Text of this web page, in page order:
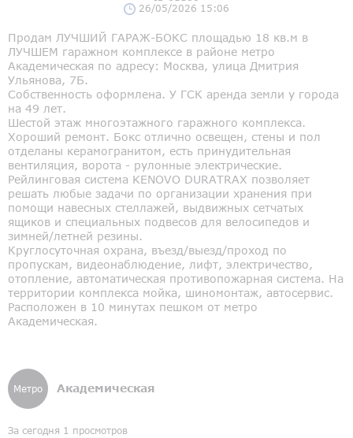
26/05/2026 15:06
Продам ЛУЧШИЙ ГАРАЖ-БОКС площадью 18 кв.м в
ЛУЧШЕМ гаражном комплексе в районе метро
Академическая по адресу: Москва, улица Дмитрия
Ульянова, 7Б.
Собственность оформлена. У ГСК аренда земли у города
на 49 лет.
Шестой этаж многоэтажного гаражного комплекса.
Хороший ремонт. Бокс отлично освещен, стены и пол
отделаны керамогранитом, есть принудительная
вентиляция, ворота - рулонные электрические.
Рейлинговая система KENOVO DURATRAX позволяет
решать любые задачи по организации хранения при
помощи навесных стеллажей, выдвижных сетчатых
ящиков и специальных подвесов для велосипедов и
зимней/летней резины.
Круглосуточная охрана, въезд/выезд/проход по
пропускам, видеонаблюдение, лифт, электричество,
отопление, автоматическая противопожарная система. На
территории комплекса мойка, шиномонтаж, автосервис.
Расположен в 10 минутах пешком от метро
Академическая.
Метро Академическая
За сегодня 1 просмотров